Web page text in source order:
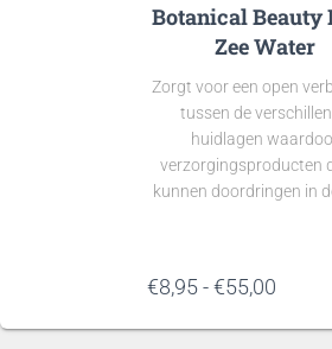
Botanical Beauty
Zee Water
Zorgt voor een open
tussen de
huidlagen
verzorgingsproducten
kunnen doordringen in
€8,95-€55,00
tot